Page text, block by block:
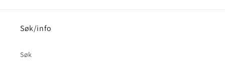
Søk/info
Søk